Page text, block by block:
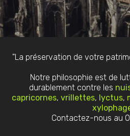
"La préservation de votre
Notre philosophie est de
durablement contre les
capricornes, vrillettes, lyctus,
Contactez-nous au